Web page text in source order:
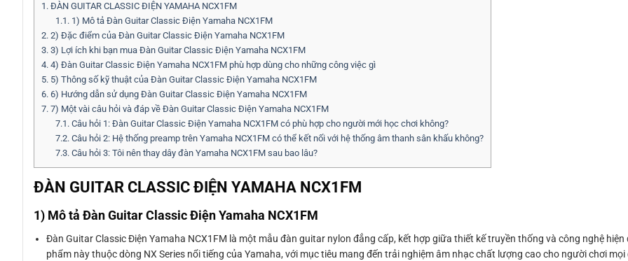
1. ĐÀN GUITAR CLASSIC ĐIỆN YAMAHA NCX1FM
1.1.1) Mô tả Đàn Guitar Classic Điện Yamaha NCX1FM
2. 2) Đặc điểm của Đàn Guitar Classic Điện Yamaha NCX1FM
3. 3) Lợi ích khi bạn mua Đàn Guitar Classic Điện Yamaha NCX1FM
4. 4) Đàn Guitar Classic Điện Yamaha NCX1FM phù hợp dùng cho những công việc gì
5. 5) Thông số kỹ thuật của Đàn Guitar Classic Điện Yamaha NCX1FM
6. 6) Hướng dẫn sử dụng Đàn Guitar Classic Điện Yamaha NCX1FM
7. 7) Một vài câu hỏi và đáp về Đàn Guitar Classic Điện Yamaha NCX1FM
7.1.Câu hỏi 1: Đàn Guitar Classic Điện Yamaha NCX1FM có phù hợp cho người mới học chơi không?
7.2.Câu hỏi 2: Hệ thống preamp trên Yamaha NCX1FM có thể kết nối với hệ thống âm thanh sân khấu không?
7.3.Câu hỏi 3: Tôi nên thay dây đàn Yamaha NCX1FM sau bao lâu?
ĐÀN GUITAR CLASSIC ĐIỆN YAMAHA NCX1FM
1) Mô tả Đàn Guitar Classic Điện Yamaha NCX1FM
Đàn Guitar Classic Điện Yamaha NCX1FM là một mẫu đàn guitar nylon đẳng cấp, kết hợp giữa thiết kế truyền thống và công nghệ hiện
phẩm này thuộc dòng NX Series nổi tiếng của Yamaha, với mục tiêu mang đến trải nghiệm âm nhạc chất lượng cao cho người chơi mọi